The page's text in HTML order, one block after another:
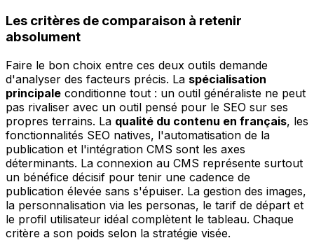
Les critères de comparaison à retenir
absolument
Faire le bon choix entre ces deux outils demande
d'analyser des facteurs précis. La spécialisation
principale conditionne tout : un outil généraliste ne peut
pas rivaliser avec un outil pensé pour le SEO sur ses
propres terrains. La qualité du contenu en français, les
fonctionnalités SEO natives, l'automatisation de la
publication et l'intégration CMS sont les axes
déterminants. La connexion au CMS représente surtout
un bénéfice décisif pour tenir une cadence de
publication élevée sans s'épuiser. La gestion des images,
la personnalisation via les personas, le tarif de départ et
le profil utilisateur idéal complètent le tableau. Chaque
critère a son poids selon la stratégie visée.